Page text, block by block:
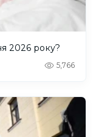
2026 року?
5,766